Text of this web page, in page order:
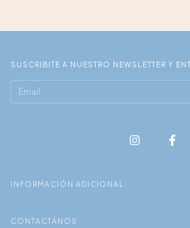
SUSCRIBITE A NUESTRO NEWSLETTER Y
INFORMACIÓN ADICIONAL
CONTACTÁNOS